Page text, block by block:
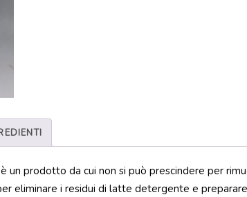
è un prodotto da cui non si può prescindere per
eliminare i residui di latte detergente e